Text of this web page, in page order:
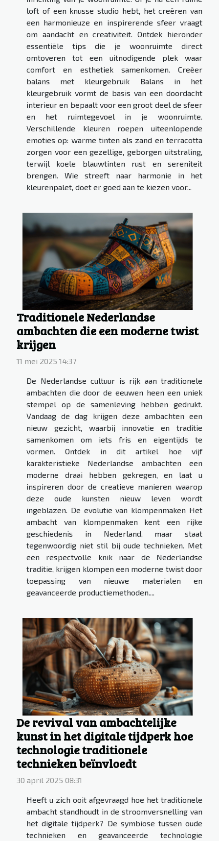
loft of een knusse studio hebt, het creëren van
een harmonieuze en inspirerende sfeer vraagt
om aandacht en creativiteit. Ontdek hieronder
essentiële tips die je woonruimte direct
omtoveren tot een uitnodigende plek waar
comfort en esthetiek samenkomen. Creëer
balans met kleurgebruik Balans in het
kleurgebruik vormt de basis van een doordacht
interieur en bepaalt voor een groot deel de sfeer
en het ruimtegevoel in je woonruimte.
Verschillende kleuren roepen uiteenlopende
emoties op: warme tinten als zand en terracotta
zorgen voor een gezellige, geborgen uitstraling,
terwijl koele blauwtinten rust en sereniteit
brengen. Wie streeft naar harmonie in het
kleurenpalet, doet er goed aan te kiezen voor...
Traditionele Nederlandse
ambachten die een moderne twist
krijgen
11 mei 2025 14:37
De Nederlandse cultuur is rijk aan traditionele
ambachten die door de eeuwen heen een uniek
stempel op de samenleving hebben gedrukt.
Vandaag de dag krijgen deze ambachten een
nieuw gezicht, waarbij innovatie en traditie
samenkomen om iets fris en eigentijds te
vormen. Ontdek in dit artikel hoe vijf
karakteristieke Nederlandse ambachten een
moderne draai hebben gekregen, en laat u
inspireren door de creatieve manieren waarop
deze oude kunsten nieuw leven wordt
ingeblazen. De evolutie van klompenmaken Het
ambacht van klompenmaken kent een rijke
geschiedenis in Nederland, maar staat
tegenwoordig niet stil bij oude technieken. Met
een respectvolle knik naar de Nederlandse
traditie, krijgen klompen een moderne twist door
toepassing van nieuwe materialen en
geavanceerde productiemethoden....
De revival van ambachtelijke
kunst in het digitale tijdperk hoe
technologie traditionele
technieken beïnvloedt
30 april 2025 08:31
Heeft u zich ooit afgevraagd hoe het traditionele
ambacht standhoudt in de stroomversnelling van
het digitale tijdperk? De symbiose tussen oude
technieken en geavanceerde technologie